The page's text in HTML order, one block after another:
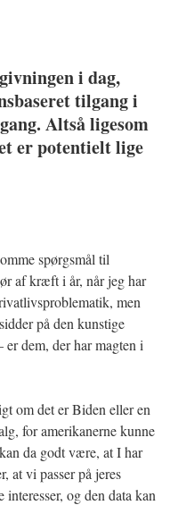
i dag,
tilgang i
Altså ligesom
er potentielt lige
spørgsmål til
af kræft i år, når jeg har
men
på den kunstige
dem, der har magten i
om det er Biden eller en
for amerikanerne kunne
da godt være, at I har
at vi passer på jeres
og den data kan